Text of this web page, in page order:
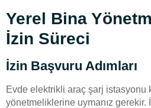
Yerel Bina
İzin Süreci
İzin Başvuru Adımları
Evde elektrikli araç şarj istasyonu
yönetmeliklerine uymanız gerekir.